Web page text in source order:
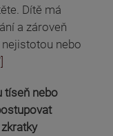
Dítě má
a zároveň
nebo
tíseň nebo